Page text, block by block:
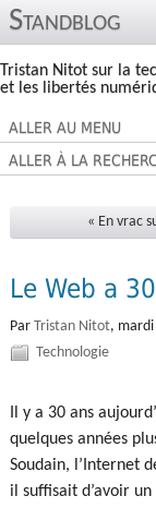
Standblog
Tristan Nitot sur la
et les libertés
ALLER AU MENU
ALLER À LA
« En vrac
Le Web a
Par Tristan Nitot, mardi
Technologie
Il y a 30 ans
quelques années
Soudain, l’Internet
il suffisait d’avoir